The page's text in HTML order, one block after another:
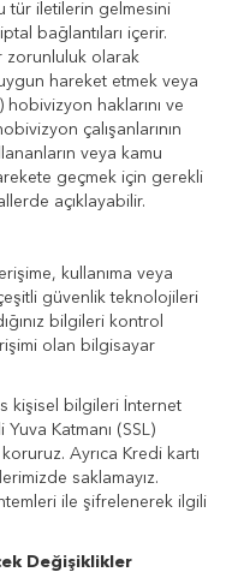
tür iletilerin gelmesini
bağlantıları içerir.
zorunluluk olarak
hareket etmek veya
haklarını ve
çalışanlarının
veya kamu
geçmek için gerekli
açıklayabilir.
kullanıma veya
güvenlik teknolojileri
bilgileri kontrol
olan bilgisayar
kişisel bilgileri İnternet
Katmanı (SSL)
Ayrıca Kredi kartı
saklamayız.
ile şifrelenerek ilgili
Değişiklikler